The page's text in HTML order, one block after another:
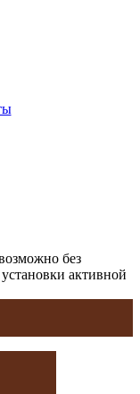
без
активной